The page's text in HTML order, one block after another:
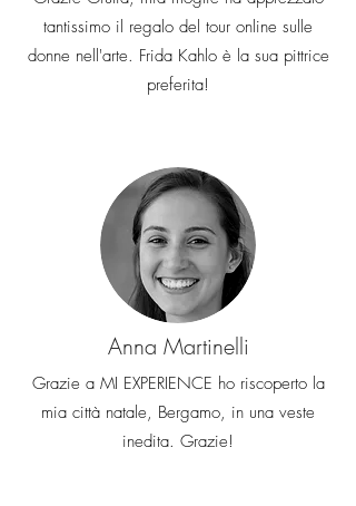
tantissimo il regalo del tour online sulle
donne nell'arte. Frida Kahlo è la sua pittrice
preferita!
Anna Martinelli
Grazie a MI EXPERIENCE ho riscoperto la
mia città natale, Bergamo, in una veste
inedita. Grazie!